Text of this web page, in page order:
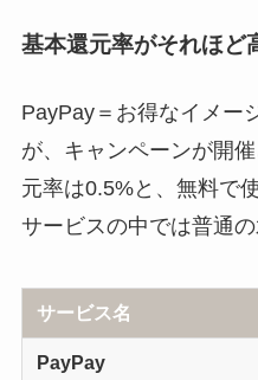
基本還元率がそれほど
PayPay＝お得なイメー
が、キャンペーンが開
元率は0.5%と、無料で
サービスの中では普通の
サービス名
PayPay